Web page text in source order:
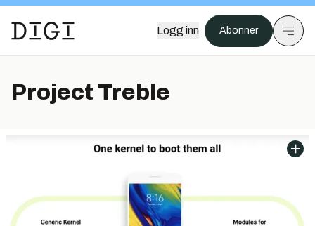
Logg inn Abonner
Project Treble